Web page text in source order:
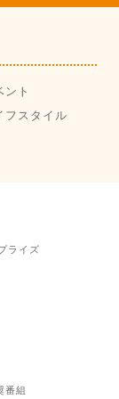
ント
フスタイル
ライズ
番組